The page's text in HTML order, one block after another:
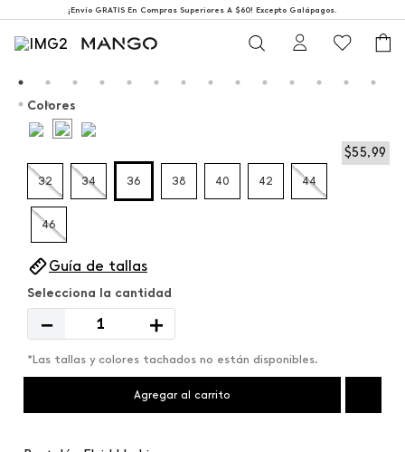
¡Envío GRATIS En Compras Superiores A $60! Excepto Galápagos.
$55,99
Colores
32 34 36 38 40 42 44
46
Guía de tallas
＋
－
*Las tallas y colores tachados no están disponibles.
Agregar al carrito